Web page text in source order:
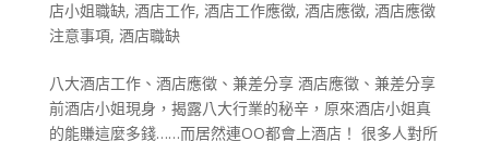
店小姐職缺, 酒店工作, 酒店工作應徵, 酒店應徵, 酒店應徵
注意事項, 酒店職缺
八大酒店工作、酒店應徵、兼差分享 酒店應徵、兼差分享
前酒店小姐現身，揭露八大行業的秘辛，原來酒店小姐真
的能賺這麼多錢……而居然連OO都會上酒店！ 很多人對所